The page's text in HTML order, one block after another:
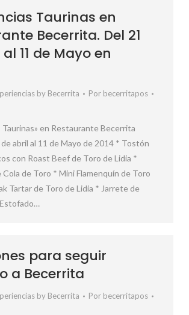
Taurinas en
Becerrita. Del 21
11 de Mayo en
by Becerrita Por becerritapos
Taurinas» en Restaurante Becerrita
de abril al 11 de Mayo de 2014 * Tostón
con Roast Beef de Toro de Lidia *
de Toro * Mini Flamenquín de Toro
Tartar de Toro de Lidia * Jarrete de
para seguir
a Becerrita
by Becerrita Por becerritapos